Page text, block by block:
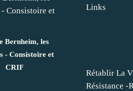
Bernheim, les
- Consistoire et
CRIF
Rétablir La
Résistance
Links